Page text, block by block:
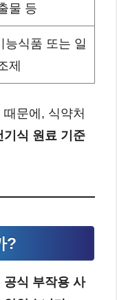
물 등
능식품 또는 일
제
문에, 식약처
기식 원료 기준
?
공식 부작용 사